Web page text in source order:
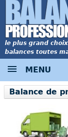
le plus grand
balances toutes
MENU
Balance de